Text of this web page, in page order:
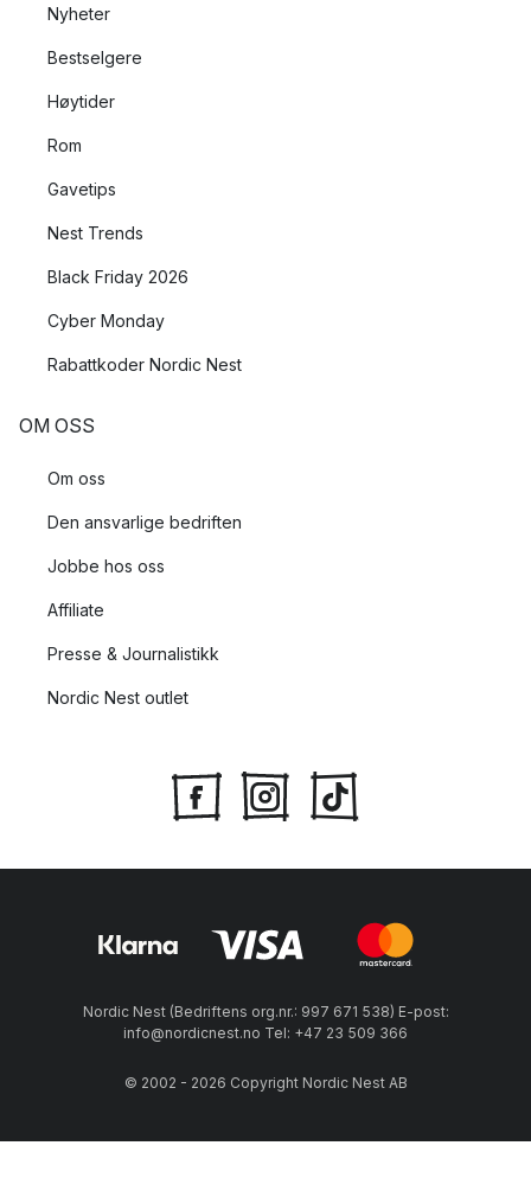
Nyheter
Bestselgere
Høytider
Rom
Gavetips
Nest Trends
Black Friday 2026
Cyber Monday
Rabattkoder Nordic Nest
OM OSS
Om oss
Den ansvarlige bedriften
Jobbe hos oss
Affiliate
Presse & Journalistikk
Nordic Nest outlet
Nordic Nest (Bedriftens org.nr.: 997 671 538) E-post:
info@nordicnest.no Tel: +47 23 509 366
© 2002 - 2026 Copyright Nordic Nest AB